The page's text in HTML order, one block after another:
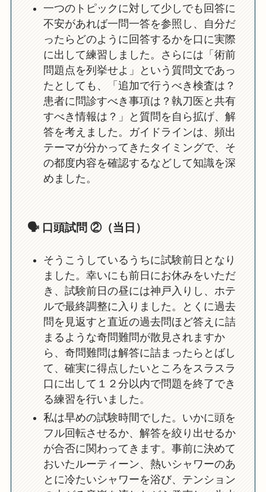
一つのトピックに対して少しでも回答に
不安があれば一問一答を参照し、自分だ
ったらどのように回答するかを口に実際
に出して練習しました。さらには「術前
問題点を列挙せよ」という質問文であっ
たとしても、「追加で行うべき検査は？
患者に問診すべき事項は？執刀医と共有
すべき情報は？」と質問を自ら拡げ、解
答を考えました。ガイドラインは、頻出
テーマが分かってきたタイミングで、そ
の都度内容を確認するなどして知識を深
めました。
🗣️ 口頭試問 ②（当日）
そうこうしているうちに試験前日となり
ました。幸いにも前日にお休みをいただ
き、試験前日の昼には神戸入りし、ホテ
ルで最終調整に入りました。とくに過去
問を見返すと直近の過去問ほど答えに詰
まるような奇問難問が散見されますか
ら、奇問難問は解答に詰まったらとばし
て、確実に得点したいところをスラスラ
口に出して１２分以内で問題を終了でき
る練習を行いました。
私は早めの試験時間でした。いかに頭を
フル回転させるか、解答を絞り出せるか
が合否に関わってきます。事前に決めて
おいたルーティーン、熱いシャワーのあ
とに冷たいシャワーを浴び、テンション